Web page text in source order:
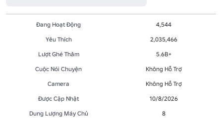
Đang Hoạt Động
4,544
Yêu Thích
2,035,466
Lượt Ghé Thăm
5.6B+
Cuộc Nói Chuyện
Không Hỗ Trợ
Camera
Không Hỗ Trợ
Được Cập Nhật
10/8/2026
Dung Lượng Máy Chủ
8